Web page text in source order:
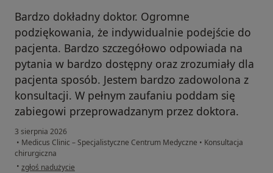
Bardzo dokładny doktor. Ogromne
podziękowania, że indywidualnie podejście do
pacjenta. Bardzo szczegółowo odpowiada na
pytania w bardzo dostępny oraz zrozumiały dla
pacjenta sposób. Jestem bardzo zadowolona z
konsultacji. W pełnym zaufaniu poddam się
zabiegowi przeprowadzanym przez doktora.
3 sierpnia 2026
• Medicus Clinic – Specjalistyczne Centrum Medyczne • Konsultacja
chirurgiczna
• w opinii użytkownika M.Dz.
zgłoś nadużycie